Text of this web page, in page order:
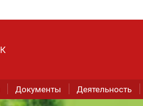
Документы Деятельность